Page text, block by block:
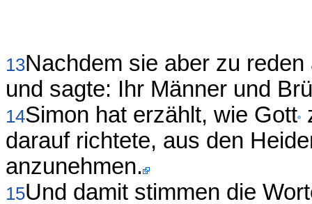
13Nachdem sie aber zu
und sagte: Ihr Männer und
14Simon hat erzählt, wie Gott
darauf richtete, aus den
anzunehmen.
15Und damit stimmen die